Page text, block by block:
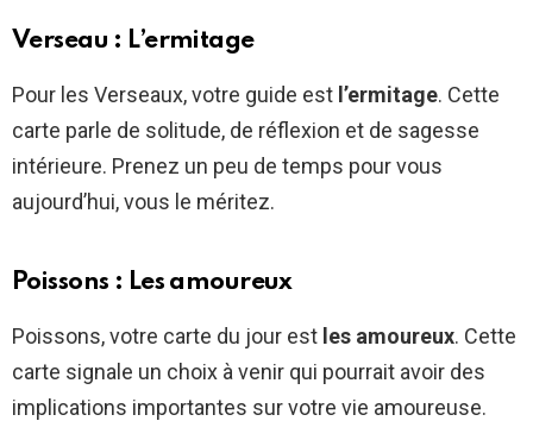
Verseau : L’ermitage
Pour les Verseaux, votre guide est l’ermitage. Cette
carte parle de solitude, de réflexion et de sagesse
intérieure. Prenez un peu de temps pour vous
aujourd’hui, vous le méritez.
Poissons : Les amoureux
Poissons, votre carte du jour est les amoureux. Cette
carte signale un choix à venir qui pourrait avoir des
implications importantes sur votre vie amoureuse.